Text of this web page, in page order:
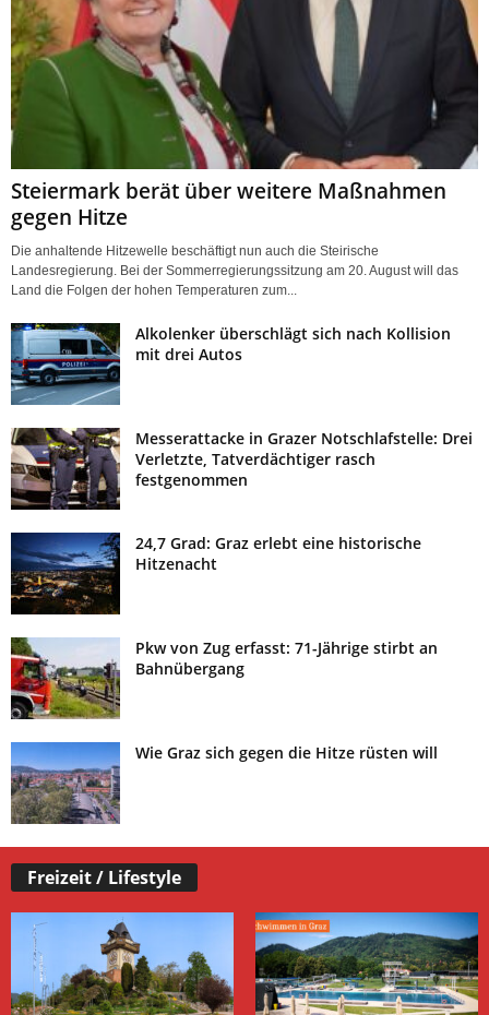
Steiermark berät über weitere Maßnahmen
gegen Hitze
Die anhaltende Hitzewelle beschäftigt nun auch die Steirische
Landesregierung. Bei der Sommerregierungssitzung am 20. August will das
Land die Folgen der hohen Temperaturen zum...
Alkolenker überschlägt sich nach Kollision
mit drei Autos
Messerattacke in Grazer Notschlafstelle: Drei
Verletzte, Tatverdächtiger rasch
festgenommen
24,7 Grad: Graz erlebt eine historische
Hitzenacht
Pkw von Zug erfasst: 71-Jährige stirbt an
Bahnübergang
Wie Graz sich gegen die Hitze rüsten will
Freizeit / Lifestyle